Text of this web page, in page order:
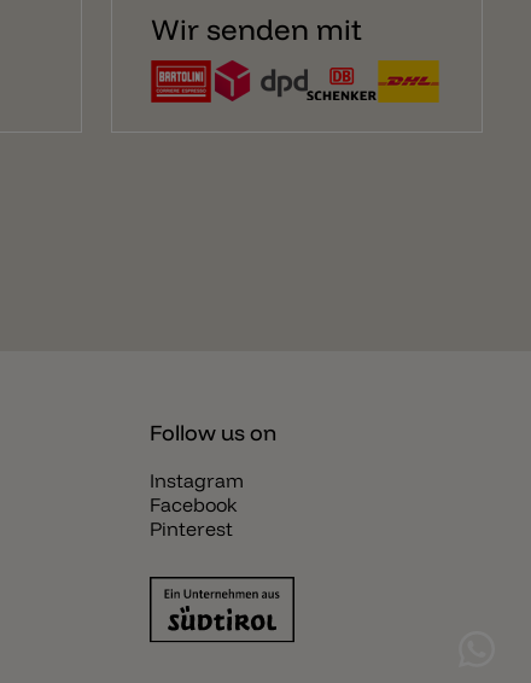
Wir senden mit
Follow us on
Instagram
Facebook
Pinterest